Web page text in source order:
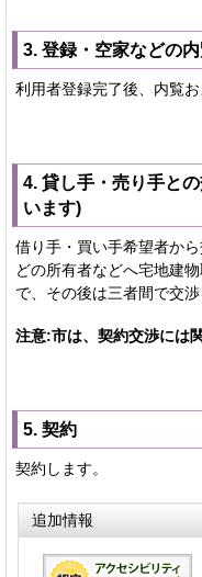
3. 登録・空家などの
利用者登録完了後、内覧
4. 貸し手・売り手と
います)
借り手・買い手希望者か
どの所有者などへ宅地建
で、その後は三者間で交
注意:市は、契約交渉には
5. 契約
契約します。
追加情報